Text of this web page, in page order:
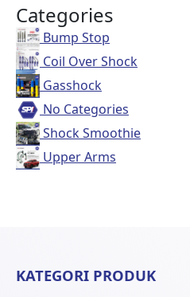
Categories
Bump Stop
Coil Over Shock
Gasshock
No Categories
Shock Smoothie
Upper Arms
KATEGORI PRODUK